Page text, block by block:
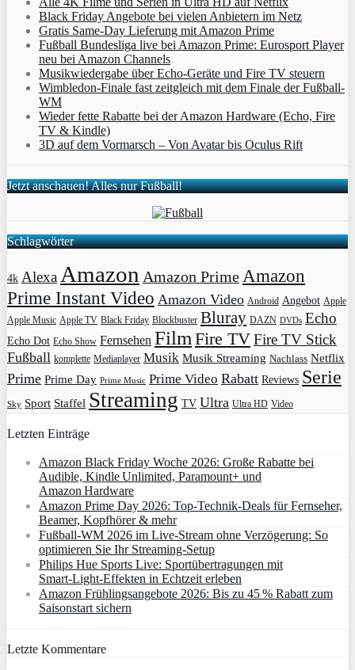
Black Friday Angebote bei vielen Anbietern im Netz
Gratis Same-Day Lieferung mit Amazon Prime
Fußball Bundesliga live bei Amazon Prime: Eurosport Player
neu bei Amazon Channels
Musikwiedergabe über Echo-Geräte und Fire TV steuern
Wimbledon-Finale fast zeitgleich mit dem Finale der Fußball-
WM
Wieder fette Rabatte bei der Amazon Hardware (Echo, Fire
TV & Kindle)
3D auf dem Vormarsch – Von Avatar bis Oculus Rift
Jetzt anschauen! Alles nur Fußball!
Schlagwörter
4k AlexaAmazon Amazon PrimeAmazon
Prime Instant Video Amazon Video Android Angebot Apple
Apple Music Apple TV Black Friday Blockbuster Bluray DAZN DVDs Echo
Echo Dot Echo Show Fernsehen FilmFire TVFire TV Stick
Fußball komplette Mediaplayer Musik Musik Streaming Nachlass Netflix
Prime Prime Day Prime Music Prime Video Rabatt Reviews Serie
Sky Sport Staffel Streaming TV Ultra Ultra HD Video
Letzten Einträge
Amazon Black Friday Woche 2026: Große Rabatte bei
Audible, Kindle Unlimited, Paramount+ und
Amazon Hardware
Amazon Prime Day 2026: Top-Technik-Deals für Fernseher,
Beamer, Kopfhörer & mehr
Fußball-WM 2026 im Live-Stream ohne Verzögerung: So
optimieren Sie Ihr Streaming-Setup
Philips Hue Sports Live: Sportübertragungen mit
Smart‑Light‑Effekten in Echtzeit erleben
Amazon Frühlingsangebote 2026: Bis zu 45 % Rabatt zum
Saisonstart sichern
Letzte Kommentare